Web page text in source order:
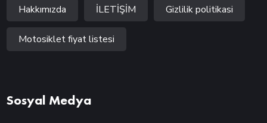
Hakkımızda İLETİŞİM Gizlilik politikasi
Motosiklet fiyat listesi
Sosyal Medya